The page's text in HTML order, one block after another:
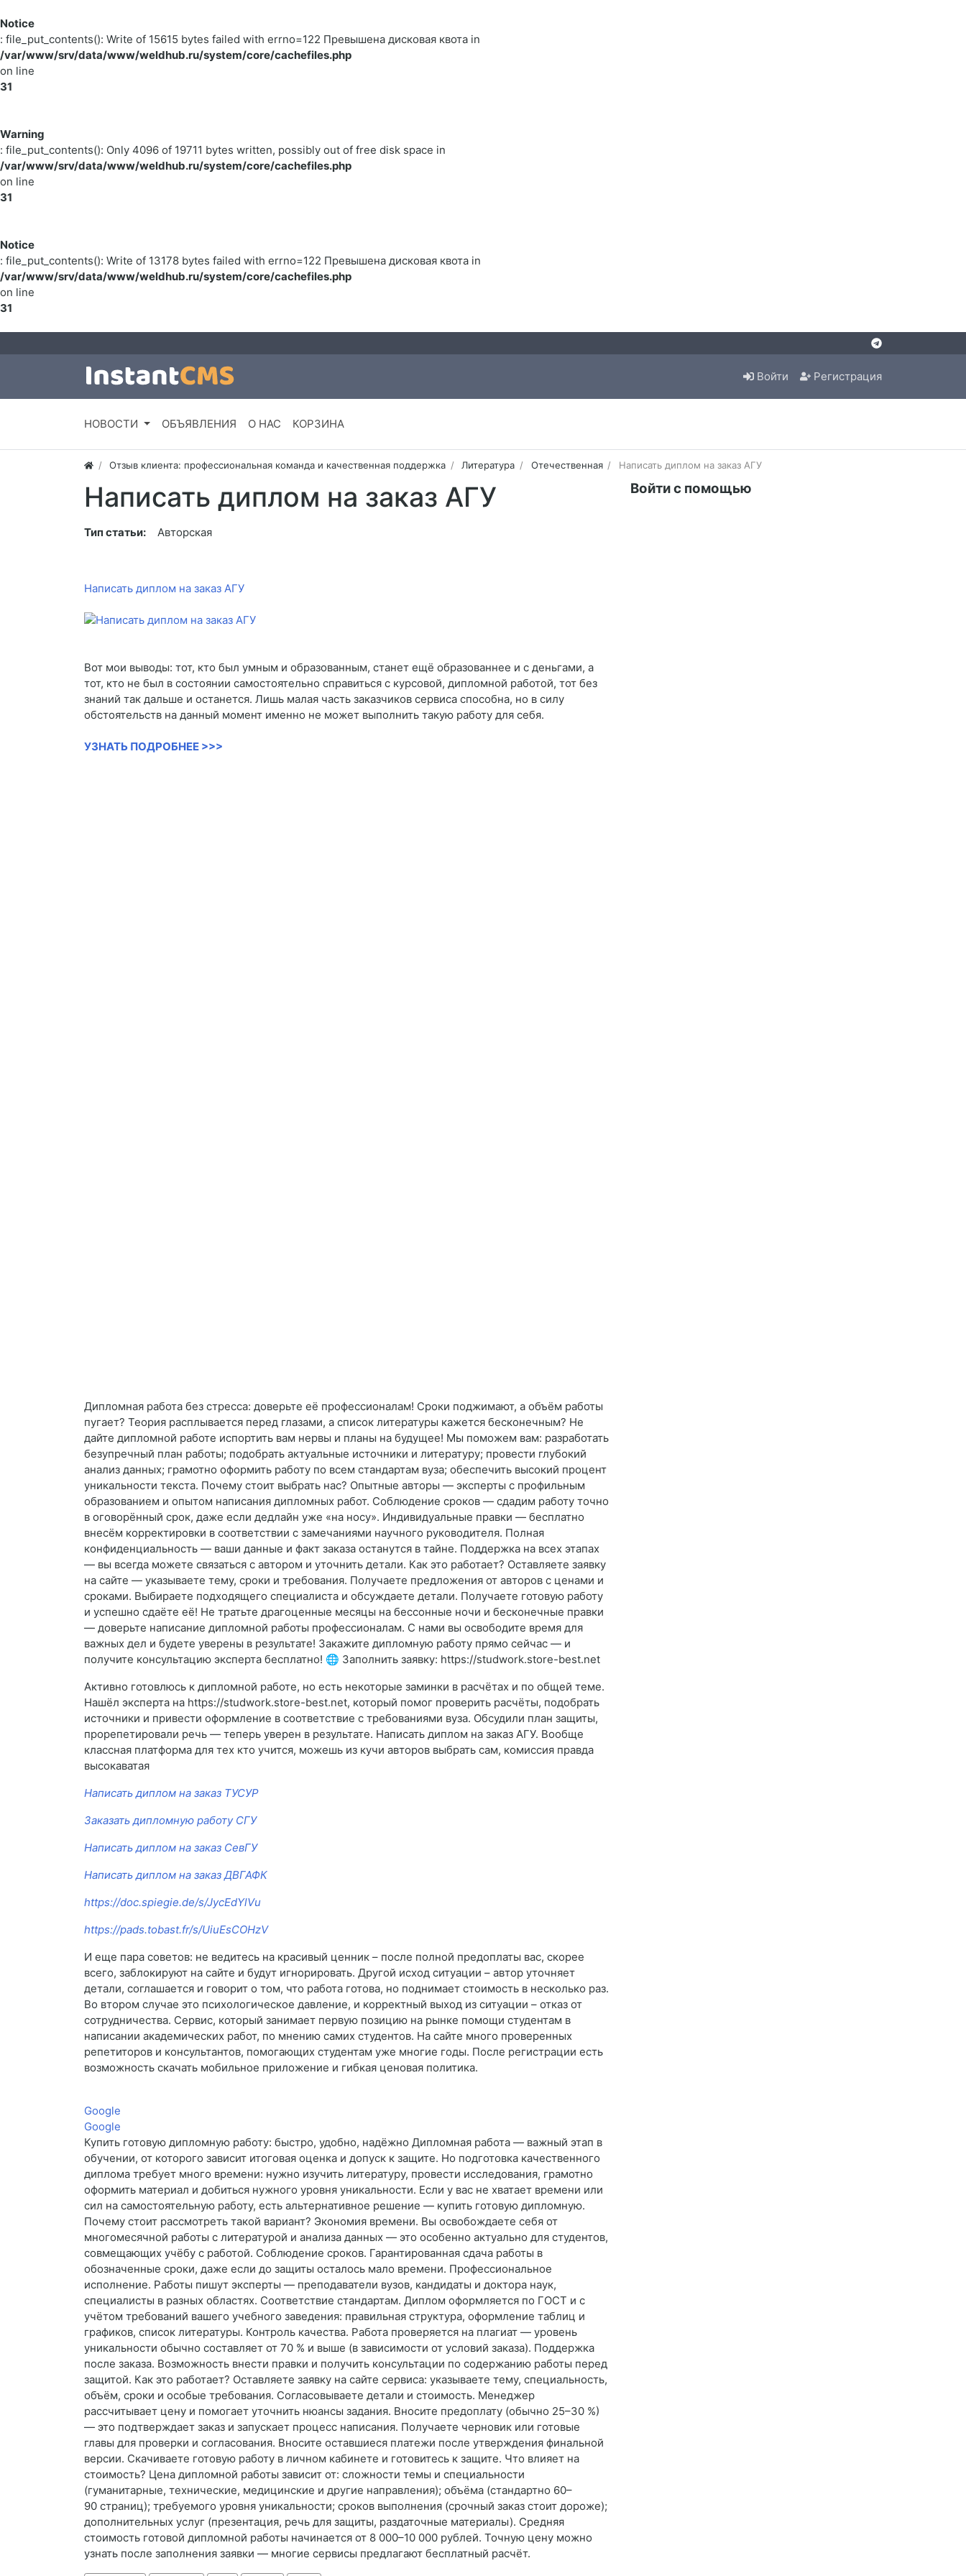
Notice
: file_put_contents(): Write of 15615 bytes failed with errno=122 Превышена дисковая квота in
/var/www/srv/data/www/weldhub.ru/system/core/cachefiles.php
on line
31
Warning
: file_put_contents(): Only 4096 of 19711 bytes written, possibly out of free disk space in
/var/www/srv/data/www/weldhub.ru/system/core/cachefiles.php
on line
31
Notice
: file_put_contents(): Write of 13178 bytes failed with errno=122 Превышена дисковая квота in
/var/www/srv/data/www/weldhub.ru/system/core/cachefiles.php
on line
31
Войти Регистрация
НОВОСТИ ОБЪЯВЛЕНИЯ О НАС КОРЗИНА
Отзыв клиента: профессиональная команда и качественная поддержка Литература Отечественная Написать диплом на заказ АГУ
Написать диплом на заказ АГУ
Тип статьи: Авторская
Написать диплом на заказ АГУ
Вот мои выводы: тот, кто был умным и образованным, станет ещё образованнее и с деньгами, а
тот, кто не был в состоянии самостоятельно справиться с курсовой, дипломной работой, тот без
знаний так дальше и останется. Лишь малая часть заказчиков сервиса способна, но в силу
обстоятельств на данный момент именно не может выполнить такую работу для себя.
УЗНАТЬ ПОДРОБНЕЕ >>>
Дипломная работа без стресса: доверьте её профессионалам! Сроки поджимают, а объём работы
пугает? Теория расплывается перед глазами, а список литературы кажется бесконечным? Не
дайте дипломной работе испортить вам нервы и планы на будущее! Мы поможем вам: разработать
безупречный план работы; подобрать актуальные источники и литературу; провести глубокий
анализ данных; грамотно оформить работу по всем стандартам вуза; обеспечить высокий процент
уникальности текста. Почему стоит выбрать нас? Опытные авторы — эксперты с профильным
образованием и опытом написания дипломных работ. Соблюдение сроков — сдадим работу точно
в оговорённый срок, даже если дедлайн уже «на носу». Индивидуальные правки — бесплатно
внесём корректировки в соответствии с замечаниями научного руководителя. Полная
конфиденциальность — ваши данные и факт заказа останутся в тайне. Поддержка на всех этапах
— вы всегда можете связаться с автором и уточнить детали. Как это работает? Оставляете заявку
на сайте — указываете тему, сроки и требования. Получаете предложения от авторов с ценами и
сроками. Выбираете подходящего специалиста и обсуждаете детали. Получаете готовую работу
и успешно сдаёте её! Не тратьте драгоценные месяцы на бессонные ночи и бесконечные правки
— доверьте написание дипломной работы профессионалам. С нами вы освободите время для
важных дел и будете уверены в результате! Закажите дипломную работу прямо сейчас — и
получите консультацию эксперта бесплатно! 🌐 Заполнить заявку: https://studwork.store-best.net
Активно готовлюсь к дипломной работе, но есть некоторые заминки в расчётах и по общей теме.
Нашёл эксперта на https://studwork.store-best.net, который помог проверить расчёты, подобрать
источники и привести оформление в соответствие с требованиями вуза. Обсудили план защиты,
прорепетировали речь — теперь уверен в результате. Написать диплом на заказ АГУ. Вообще
классная платформа для тех кто учится, можешь из кучи авторов выбрать сам, комиссия правда
высокаватая
Написать диплом на заказ ТУСУР
Заказать дипломную работу СГУ
Написать диплом на заказ СевГУ
Написать диплом на заказ ДВГАФК
https://doc.spiegie.de/s/JycEdYlVu
https://pads.tobast.fr/s/UiuEsCOHzV
И еще пара советов: не ведитесь на красивый ценник – после полной предоплаты вас, скорее
всего, заблокируют на сайте и будут игнорировать. Другой исход ситуации – автор уточняет
детали, соглашается и говорит о том, что работа готова, но поднимает стоимость в несколько раз.
Во втором случае это психологическое давление, и корректный выход из ситуации – отказ от
сотрудничества. Сервис, который занимает первую позицию на рынке помощи студентам в
написании академических работ, по мнению самих студентов. На сайте много проверенных
репетиторов и консультантов, помогающих студентам уже многие годы. После регистрации есть
возможность скачать мобильное приложение и гибкая ценовая политика.
Google
Google
Купить готовую дипломную работу: быстро, удобно, надёжно Дипломная работа — важный этап в
обучении, от которого зависит итоговая оценка и допуск к защите. Но подготовка качественного
диплома требует много времени: нужно изучить литературу, провести исследования, грамотно
оформить материал и добиться нужного уровня уникальности. Если у вас не хватает времени или
сил на самостоятельную работу, есть альтернативное решение — купить готовую дипломную.
Почему стоит рассмотреть такой вариант? Экономия времени. Вы освобождаете себя от
многомесячной работы с литературой и анализа данных — это особенно актуально для студентов,
совмещающих учёбу с работой. Соблюдение сроков. Гарантированная сдача работы в
обозначенные сроки, даже если до защиты осталось мало времени. Профессиональное
исполнение. Работы пишут эксперты — преподаватели вузов, кандидаты и доктора наук,
специалисты в разных областях. Соответствие стандартам. Диплом оформляется по ГОСТ и с
учётом требований вашего учебного заведения: правильная структура, оформление таблиц и
графиков, список литературы. Контроль качества. Работа проверяется на плагиат — уровень
уникальности обычно составляет от 70 % и выше (в зависимости от условий заказа). Поддержка
после заказа. Возможность внести правки и получить консультации по содержанию работы перед
защитой. Как это работает? Оставляете заявку на сайте сервиса: указываете тему, специальность,
объём, сроки и особые требования. Согласовываете детали и стоимость. Менеджер
рассчитывает цену и помогает уточнить нюансы задания. Вносите предоплату (обычно 25–30 %)
— это подтверждает заказ и запускает процесс написания. Получаете черновик или готовые
главы для проверки и согласования. Вносите оставшиеся платежи после утверждения финальной
версии. Скачиваете готовую работу в личном кабинете и готовитесь к защите. Что влияет на
стоимость? Цена дипломной работы зависит от: сложности темы и специальности
(гуманитарные, технические, медицинские и другие направления); объёма (стандартно 60–
90 страниц); требуемого уровня уникальности; сроков выполнения (срочный заказ стоит дороже);
дополнительных услуг (презентация, речь для защиты, раздаточные материалы). Средняя
стоимость готовой дипломной работы начинается от 8 000–10 000 рублей. Точную цену можно
узнать после заполнения заявки — многие сервисы предлагают бесплатный расчёт.
Войти с помощью